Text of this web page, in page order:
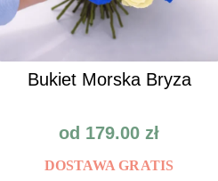
Bukiet Morska Bryza
od 179.00 zł
DOSTAWA GRATIS